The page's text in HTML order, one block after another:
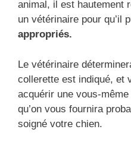
animal, il est hautement
un vétérinaire pour qu’il
appropriés.
Le vétérinaire
collerette est indiqué, et
acquérir une vous-
qu’on vous fournira
soigné votre chien.